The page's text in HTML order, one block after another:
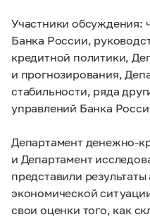
Участники обсуждения:
Банка России,
кредитной политики,
и прогнозирования,
стабильности, ряда
управлений Банка
Департамент денежно-
и Департамент
представили
экономической
свои оценки того, как